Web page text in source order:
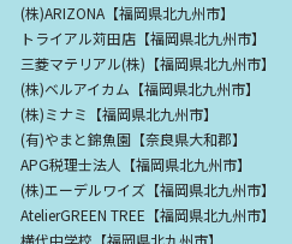
(株)ARIZONA【福岡県北九州市】
トライアル苅田店【福岡県北九州市】
三菱マテリアル(株)【福岡県北九州市】
(株)ベルアイカム【福岡県北九州市】
(株)ミナミ【福岡県北九州市】
(有)やまと錦魚園【奈良県大和郡】
APG税理士法人【福岡県北九州市】
(株)エーデルワイズ【福岡県北九州市】
AtelierGREEN TREE【福岡県北九州市】
横代中学校【福岡県北九州市】